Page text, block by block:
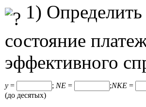
1)
состояние
эффективного
y = ; NE = ;NKE =
(до десятых)